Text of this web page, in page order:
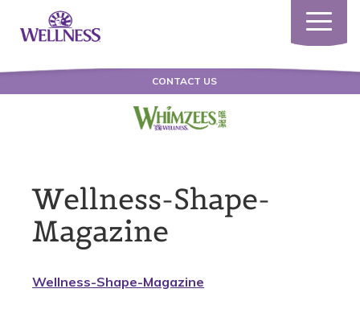
Toggle
CONTACT US
Wellness-Shape-
Magazine
Wellness-Shape-Magazine